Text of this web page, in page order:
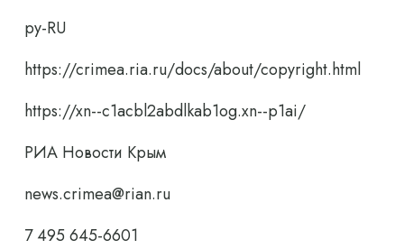
ру-RU
https://crimea.ria.ru/docs/about/copyright.html
https://xn--c1acbl2abdlkab1og.xn--p1ai/
РИА Новости Крым
news.crimea@rian.ru
7 495 645-6601